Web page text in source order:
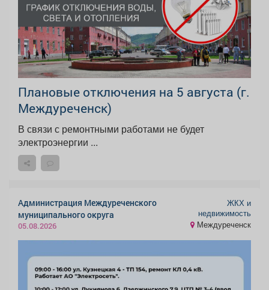
Плановые отключения на 5 августа (г.
Междуреченск)
В связи с ремонтными работами не будет
электроэнергии ...
Администрация Междуреченского
муниципального округа
05.08.2026
ЖКХ и
недвижимость
Междуреченск